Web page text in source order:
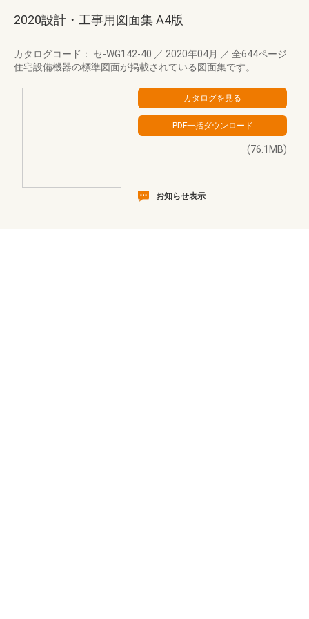
2020設計・工事用図面集 A4版
カタログコード： セ-WG142-40 ／ 2020年04月 ／ 全644ページ
住宅設備機器の標準図面が掲載されている図面集です。
(76.1MB)
お知らせ表示